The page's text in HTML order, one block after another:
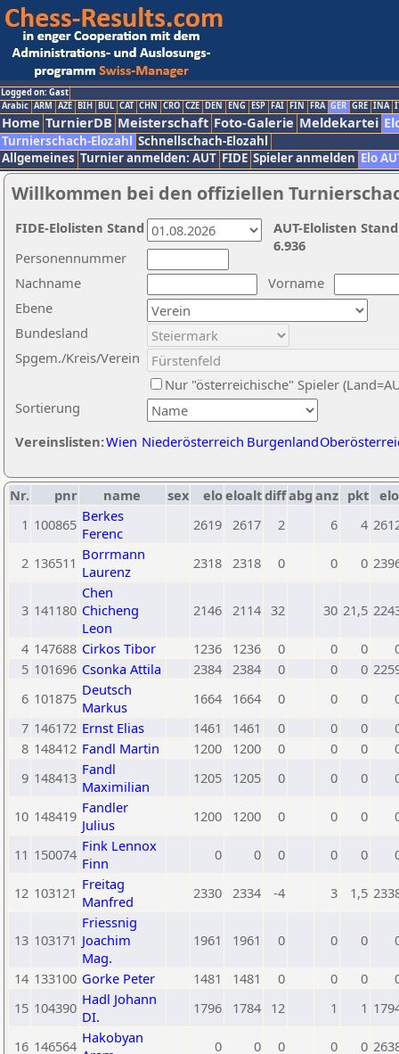
Logged on: Gast
Arabic ARM AZE BIH BUL CAT CHN CRO CZE DEN ENG ESP FAI FIN FRA GER GRE INA
Home TurnierDB Meisterschaft Foto-Galerie Meldekartei
Turnierschach-Elozahl Schnellschach-Elozahl
Allgemeines Turnier anmelden: AUT FIDE Spieler anmelden Elo
Willkommen bei den offiziellen
Nachname
Vorname
Ebene
Sortierung
Personennummer
Bundesland
Spgem./Kreis/Verein
Nur "österreichische" Spieler
Vereinslisten:Wien Niederösterreich Burgenland
AUT-Elolisten
6.936
FIDE-Elolisten Stand
Nr. pnr name sex eloeloaltdiffabg anz pkt
1 100865 Berkes
Ferenc
2619 2617 2 6 4
2 136511 Borrmann
Laurenz
2318 2318 0 0 0
3 141180
Chen
Chicheng
Leon
2146 2114 32 30 21,5
4 147688 Cirkos Tibor 1236 1236 0 0 0
5 101696 Csonka Attila 2384 2384 0 0 0
6 101875 Deutsch
Markus
1664 1664 0 0 0
7 146172 Ernst Elias 1461 1461 0 0 0
8 148412 Fandl Martin 1200 1200 0 0 0
9 148413 Fandl
Maximilian
1205 1205 0 0 0
10 148419 Fandler
Julius
1200 1200 0 0 0
11 150074 Fink Lennox
Finn
0 0 0 0 0
12 103121 Freitag
Manfred
2330 2334 -4 3 1,5
13 103171
Friessnig
Joachim
Mag.
1961 1961 0 0 0
14 133100 Gorke Peter 1481 1481 0 0 0
15 104390 Hadl Johann
DI.
1796 1784 12 1 1
16 146564 Hakobyan
0 0 0 0 0